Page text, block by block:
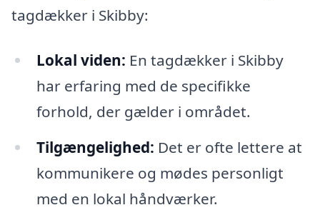
tagdækker i Skibby:
Lokal viden: En tagdækker i Skibby
har erfaring med de specifikke
forhold, der gælder i området.
Tilgængelighed: Det er ofte lettere at
kommunikere og mødes personligt
med en lokal håndværker.